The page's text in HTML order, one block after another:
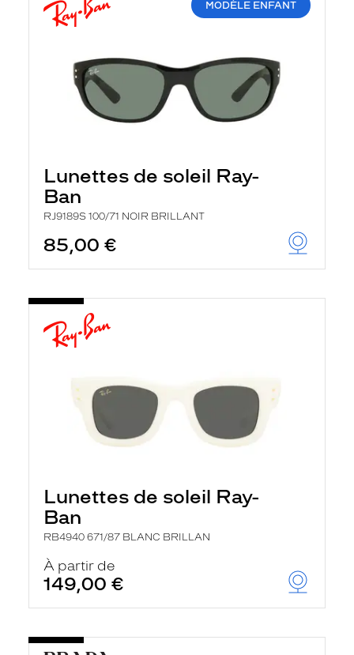
MODÈLE ENFANT
Lunettes de soleil Ray-
Ban
RJ9189S 100/71 NOIR BRILLANT
85,00 €
Lunettes de soleil Ray-
Ban
RB4940 671/87 BLANC BRILLAN
À partir de
149,00 €